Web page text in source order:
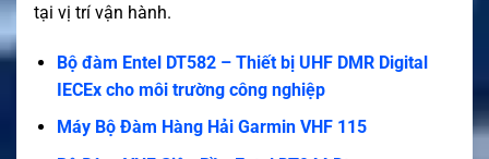
tại vị trí vận hành.
Bộ đàm Entel DT582 – Thiết bị UHF DMR Digital
IECEx cho môi trường công nghiệp
Máy Bộ Đàm Hàng Hải Garmin VHF 115